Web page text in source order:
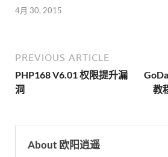
4月 30, 2015
PREVIOUS ARTICLE
PHP168 V6.01 权限提升漏
洞
教
About 欧阳逍遥